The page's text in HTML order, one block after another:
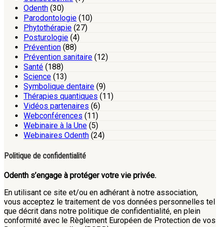
Odenth (30)
Parodontologie (10)
Phytothérapie (27)
Posturologie (4)
Prévention (88)
Prévention sanitaire (12)
Santé (188)
Science (13)
Symbolique dentaire (9)
Thérapies quantiques (11)
Vidéos partenaires (6)
Webconférences (11)
Webinaire à la Une (5)
Webinaires Odenth (24)
Politique de confidentialité
Odenth s’engage à protéger votre vie privée.
En utilisant ce site et/ou en adhérant à notre association,
vous acceptez le traitement de vos données personnelles tel
que décrit dans notre politique de confidentialité, en plein
conformité avec le Règlement Européen de Protection de vos